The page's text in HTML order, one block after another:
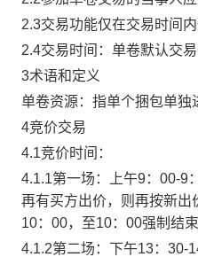
2.3交易功能仅在交易时间
2.4交易时间：单卷默认交
3术语和定义
单卷资源：指单个捆包单独
4竞价交易
4.1竞价时间：
4.1.1第一场：上午9：00-9
再有买方出价，则再按新
10：00，至10：00强制结束
4.1.2第二场：下午13：30-